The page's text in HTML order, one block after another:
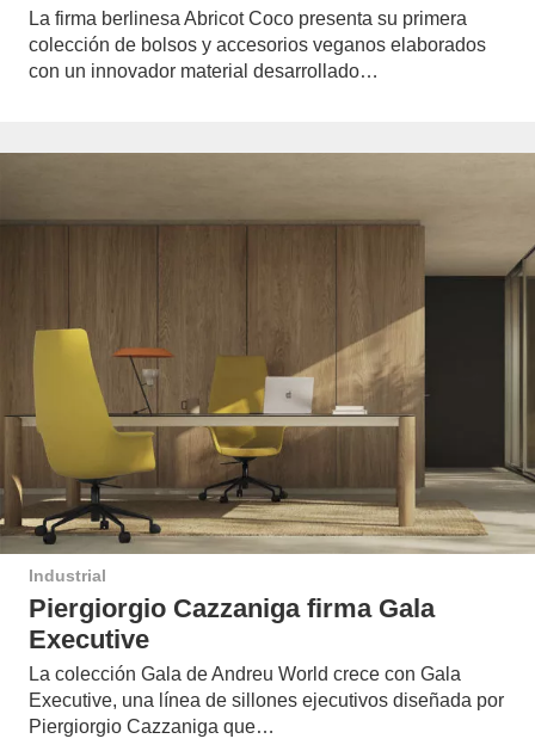
La firma berlinesa Abricot Coco presenta su primera
colección de bolsos y accesorios veganos elaborados
con un innovador material desarrollado…
Industrial
Piergiorgio Cazzaniga firma Gala
Executive
La colección Gala de Andreu World crece con Gala
Executive, una línea de sillones ejecutivos diseñada por
Piergiorgio Cazzaniga que…